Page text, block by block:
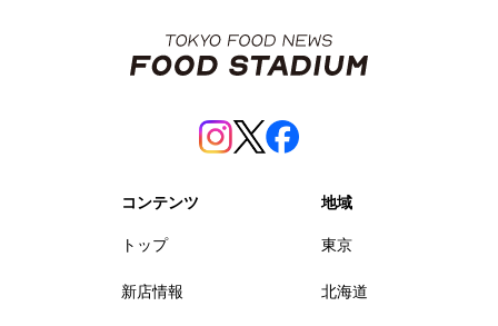
コンテンツ
トップ
新店情報
地域
東京
北海道